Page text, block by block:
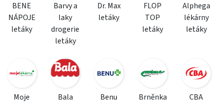
BENE
NÁPOJE
letáky
Barvy a
laky
drogerie
letáky
Dr. Max
letáky
FLOP
TOP
letáky
Alphega
lékárny
letáky
Moje
Bala
Benu
Brněnka
CBA